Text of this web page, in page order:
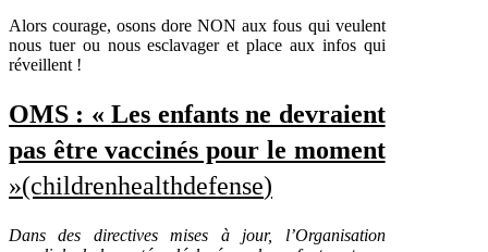
Alors courage, osons dore NON aux fous qui veulent
nous tuer ou nous esclavager et place aux infos qui
réveillent !
OMS : « Les enfants ne devraient
pas être vaccinés pour le moment
»(childrenhealthdefense)
Dans des directives mises à jour, l’Organisation